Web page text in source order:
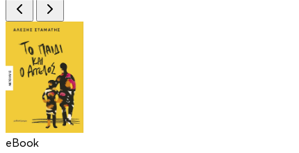
eBook